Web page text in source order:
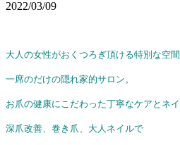
2022/03/09
大人の女性がおくつろぎ頂ける特別な空間
一席のだけの隠れ家的サロン。
お爪の健康にこだわった丁寧なケアとネ
深爪改善、巻き爪、大人ネイルで